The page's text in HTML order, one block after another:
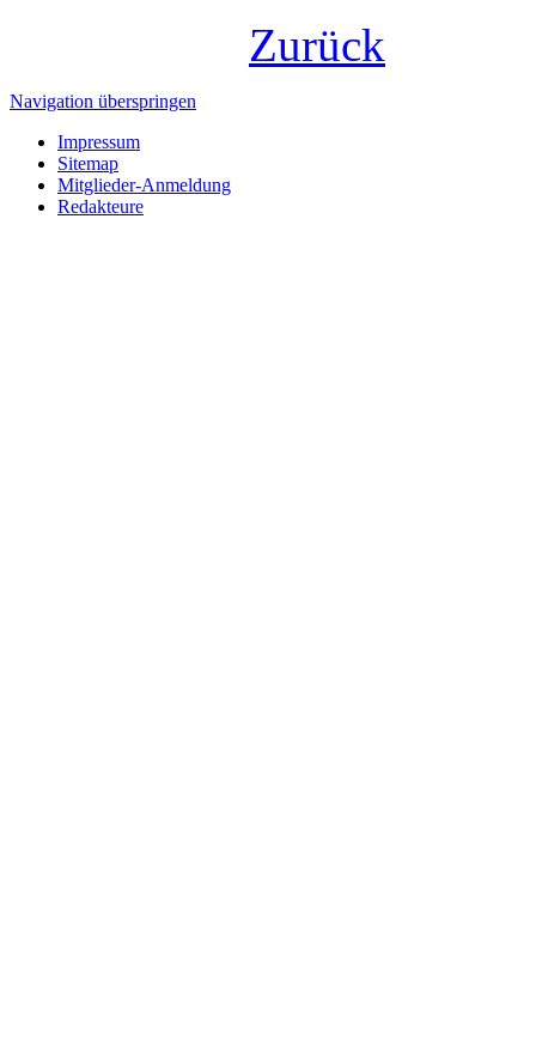
Zurück
Navigation überspringen
Impressum
Sitemap
Mitglieder-Anmeldung
Redakteure